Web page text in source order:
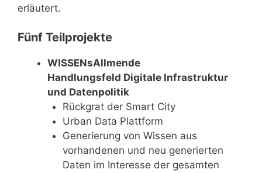
erläutert.
Fünf Teilprojekte
WISSENsAllmende
Handlungsfeld Digitale Infrastruktur
und Datenpolitik
Rückgrat der Smart City
Urban Data Plattform
Generierung von Wissen aus
vorhandenen und neu generierten
Daten im Interesse der gesamten